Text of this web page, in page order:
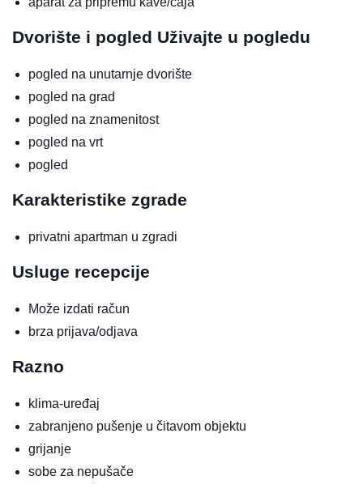
Dvorište i pogled Uživajte u pogledu
pogled na unutarnje dvorište
pogled na grad
pogled na znamenitost
pogled na vrt
pogled
Karakteristike zgrade
privatni apartman u zgradi
Usluge recepcije
Može izdati račun
brza prijava/odjava
Razno
klima-uređaj
zabranjeno pušenje u čitavom objektu
grijanje
sobe za nepušače